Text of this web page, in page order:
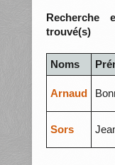
Recherche
trouvé(s)
Noms
Arnaud
Sors